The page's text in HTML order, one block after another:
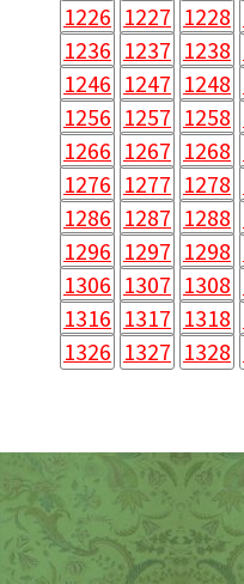
1226 1227 1228
1236 1237 1238
1246 1247 1248
1256 1257 1258
1266 1267 1268
1276 1277 1278
1286 1287 1288
1296 1297 1298
1306 1307 1308
1316 1317 1318
1326 1327 1328